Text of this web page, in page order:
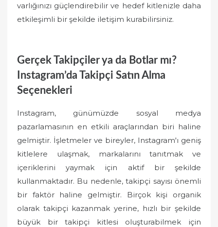
varlığınızı güçlendirebilir ve hedef kitlenizle daha
etkileşimli bir şekilde iletişim kurabilirsiniz.
Gerçek Takipçiler ya da Botlar mı?
Instagram’da Takipçi Satın Alma
Seçenekleri
Instagram, günümüzde sosyal medya
pazarlamasının en etkili araçlarından biri haline
gelmiştir. İşletmeler ve bireyler, Instagram'ı geniş
kitlelere ulaşmak, markalarını tanıtmak ve
içeriklerini yaymak için aktif bir şekilde
kullanmaktadır. Bu nedenle, takipçi sayısı önemli
bir faktör haline gelmiştir. Birçok kişi organik
olarak takipçi kazanmak yerine, hızlı bir şekilde
büyük bir takipçi kitlesi oluşturabilmek için